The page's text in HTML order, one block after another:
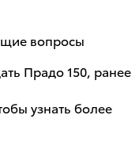
вопросы
Прадо 150, ранее
узнать более